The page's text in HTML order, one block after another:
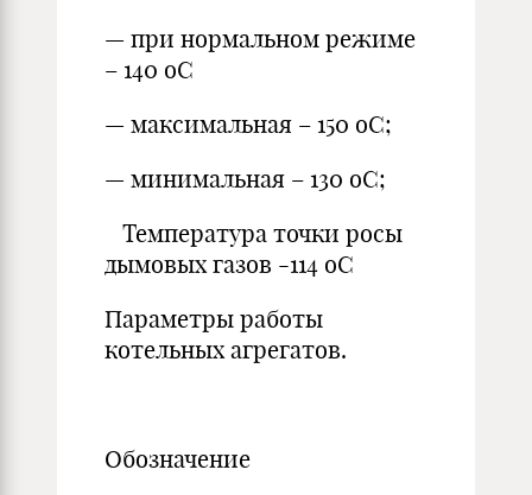
— при нормальном режиме
– 140 оС
— максимальная – 150 оС;
— минимальная – 130 оС;
Температура точки росы
дымовых газов -114 оС
Параметры работы
котельных агрегатов.
Обозначение